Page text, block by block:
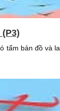
tấm bản đồ và